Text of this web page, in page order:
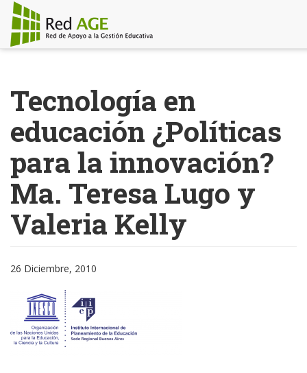
contenido
principal
Tecnología en
educación ¿Políticas
para la innovación?
Ma. Teresa Lugo y
Valeria Kelly
26 Diciembre, 2010